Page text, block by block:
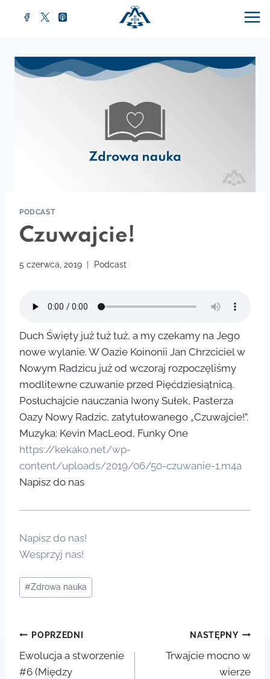
PODCAST
Czuwajcie!
5 czerwca, 2019 Podcast
Duch Święty już tuż tuż, a my czekamy na Jego
nowe wylanie. W Oazie Koinonii Jan Chrzciciel w
Nowym Radzicu już od wczoraj rozpoczęliśmy
modlitewne czuwanie przed Pięćdziesiątnicą.
Posłuchajcie nauczania Iwony Sułek, Pasterza
Oazy Nowy Radzic, zatytułowanego „Czuwajcie!”.
Muzyka: Kevin MacLeod, Funky One
https://kekako.net/wp-
content/uploads/2019/06/50-czuwanie-1.m4a
Napisz do nas
Napisz do nas!
Wesprzyj nas!
Tagi
wpisu:
#Zdrowa nauka
Nawigacja
wpisu
POPRZEDNI
Ewolucja a stworzenie
#6 (Między
NASTĘPNY
Trwajcie mocno w
wierze